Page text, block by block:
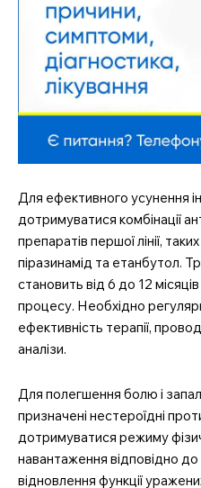
Для ефективного усунення
дотримуватися комбінації
препаратів першої лінії,
піразинамід та етанбутол.
становить від 6 до 12
процесу. Необхідно
ефективність терапії,
аналізи.
Для полегшення болю і
призначені нестероїдні
дотримуватися режиму
навантаження відповідно
відновлення функції